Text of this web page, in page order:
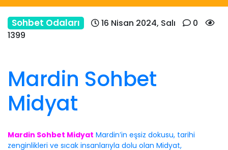
Sohbet Odaları 16 Nisan 2024, Salı
0
1399
Mardin Sohbet
Midyat
Mardin Sohbet Midyat Mardin’in eşsiz dokusu, tarihi
zenginlikleri ve sıcak insanlarıyla dolu olan Midyat,